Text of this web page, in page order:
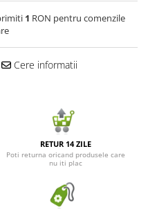
1 RON pentru comenzile
Cere informatii
RETUR 14 ZILE
Poti returna oricand produsele care
nu iti plac